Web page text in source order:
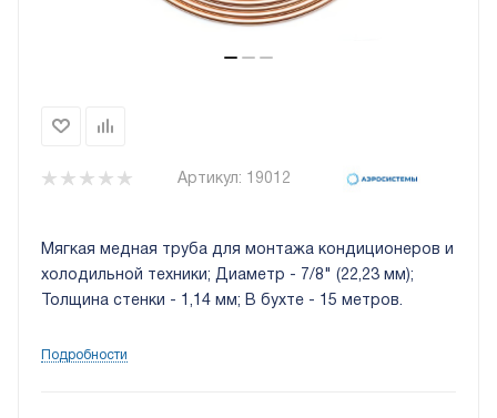
Артикул: 19012
Мягкая медная труба для монтажа кондиционеров и
холодильной техники; Диаметр - 7/8" (22,23 мм);
Толщина стенки - 1,14 мм; В бухте - 15 метров.
Подробности